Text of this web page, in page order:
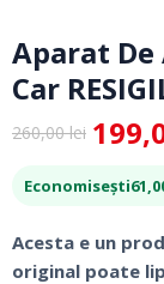
Aparat
Car
260,00lei
Prețul
inițial
a
fost:
260,00 lei.
Prețul
curent
este:
199,00 lei.
Economisești
Acesta e un
original poate